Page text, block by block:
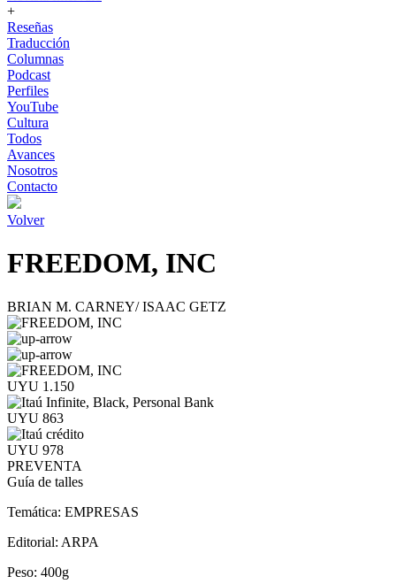
+
Reseñas
Traducción
Columnas
Podcast
Perfiles
YouTube
Cultura
Todos
Avances
Nosotros
Contacto
Volver
FREEDOM, INC
BRIAN M. CARNEY/ ISAAC GETZ
UYU 1.150
UYU 863
UYU 978
PREVENTA
Guía de talles
Temática: EMPRESAS
Editorial: ARPA
Peso: 400g